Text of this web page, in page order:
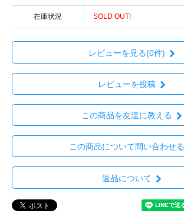
在庫状況 SOLD OUT!
レビューを見る(0件)
レビューを投稿
この商品を友達に教える
この商品について問い合わせる
返品について